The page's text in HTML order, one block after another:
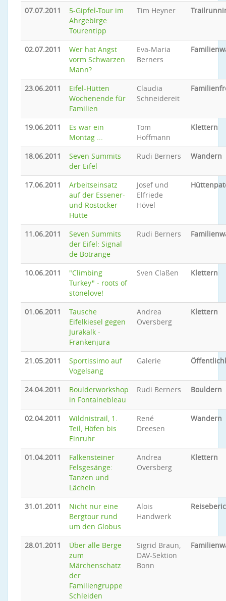
07.07.2011
5-Gipfel-Tour im
Ahrgebirge:
Tourentipp
Tim Heyner
02.07.2011
Wer hat Angst
vorm Schwarzen
Mann?
Eva-Maria
Berners
23.06.2011
Eifel-Hütten
Wochenende für
Familien
Claudia
Schneidereit
19.06.2011
Es war ein
Montag ...
Tom
Hoffmann
Klettern
18.06.2011
Seven Summits
der Eifel
Rudi Berners Wandern
17.06.2011
Arbeitseinsatz
auf der Essener-
und Rostocker
Hütte
Josef und
Elfriede
Hövel
11.06.2011
Seven Summits
der Eifel: Signal
de Botrange
Rudi Berners
10.06.2011
"Climbing
Turkey" - roots of
stonelove!
Sven Claßen Klettern
01.06.2011
Tausche
Eifelkiesel gegen
Jurakalk -
Frankenjura
Andrea
Oversberg
Klettern
21.05.2011
Sportissimo auf
Vogelsang
Galerie
24.04.2011
Boulderworkshop
in Fontainebleau
Rudi Berners Bouldern
02.04.2011
Wildnistrail, 1.
Teil, Höfen bis
Einruhr
René
Dreesen
Wandern
01.04.2011
Falkensteiner
Felsgesänge:
Tanzen und
Lächeln
Andrea
Oversberg
Klettern
31.01.2011
Nicht nur eine
Bergtour rund
um den Globus
Alois
Handwerk
28.01.2011
Über alle Berge
zum
Märchenschatz
der
Familiengruppe
Schleiden
Sigrid Braun,
DAV-Sektion
Bonn